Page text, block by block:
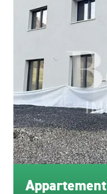
Appartement